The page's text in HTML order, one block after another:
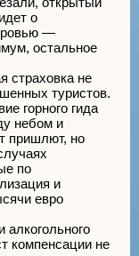
о
—
остальное
страховка не
туристов.
горного гида
небом и
пришлют, но
по
и
евро
компенсации не